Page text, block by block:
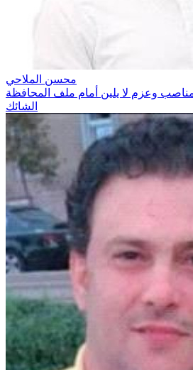
محسن الملاحي
وعزم لا يلين أمام ملف المحافظة
الشائك